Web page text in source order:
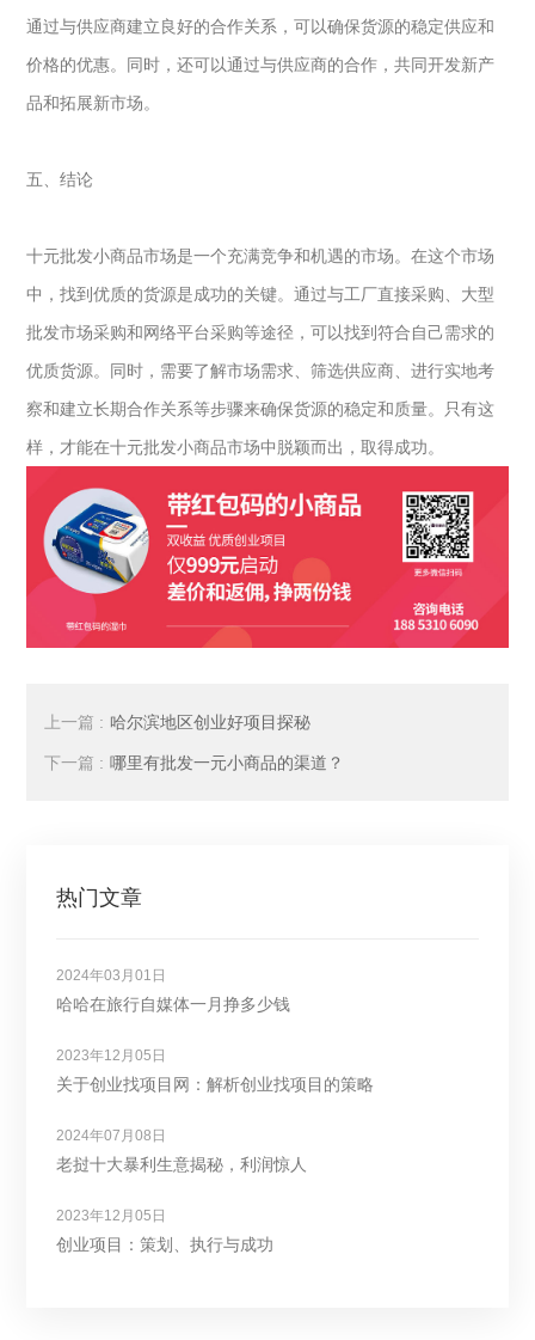
通过与供应商建立良好的合作关系，可以确保货源的稳定供应和
价格的优惠。同时，还可以通过与供应商的合作，共同开发新产
品和拓展新市场。
五、结论
十元批发小商品市场是一个充满竞争和机遇的市场。在这个市场
中，找到优质的货源是成功的关键。通过与工厂直接采购、大型
批发市场采购和网络平台采购等途径，可以找到符合自己需求的
优质货源。同时，需要了解市场需求、筛选供应商、进行实地考
察和建立长期合作关系等步骤来确保货源的稳定和质量。只有这
样，才能在十元批发小商品市场中脱颖而出，取得成功。
上一篇 : 哈尔滨地区创业好项目探秘
下一篇 : 哪里有批发一元小商品的渠道？
热门文章
2024年03月01日
哈哈在旅行自媒体一月挣多少钱
2023年12月05日
关于创业找项目网：解析创业找项目的策略
2024年07月08日
老挝十大暴利生意揭秘，利润惊人
2023年12月05日
创业项目：策划、执行与成功